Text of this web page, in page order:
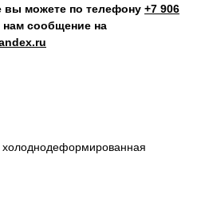
вы можете по телефону +7 906
нам сообщение на